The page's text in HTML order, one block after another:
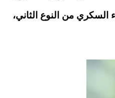
من النوع الثاني،